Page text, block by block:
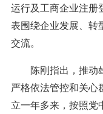
运行及工商企业注册
表围绕企业发展、转
交流。
陈刚指出，推动雄
严格依法管控和关心
立一年多来，按照党